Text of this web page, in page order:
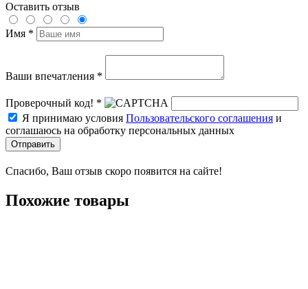
Оставить отзыв
Имя *
Ваши впечатления *
Проверочный код! *
Я принимаю условия Пользовательского соглашения и
соглашаюсь на обработку персональных данных
Отправить
Спасибо, Ваш отзыв скоро появится на сайте!
Похожие товары